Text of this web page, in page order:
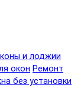
и лоджии
окон Ремонт
без установки